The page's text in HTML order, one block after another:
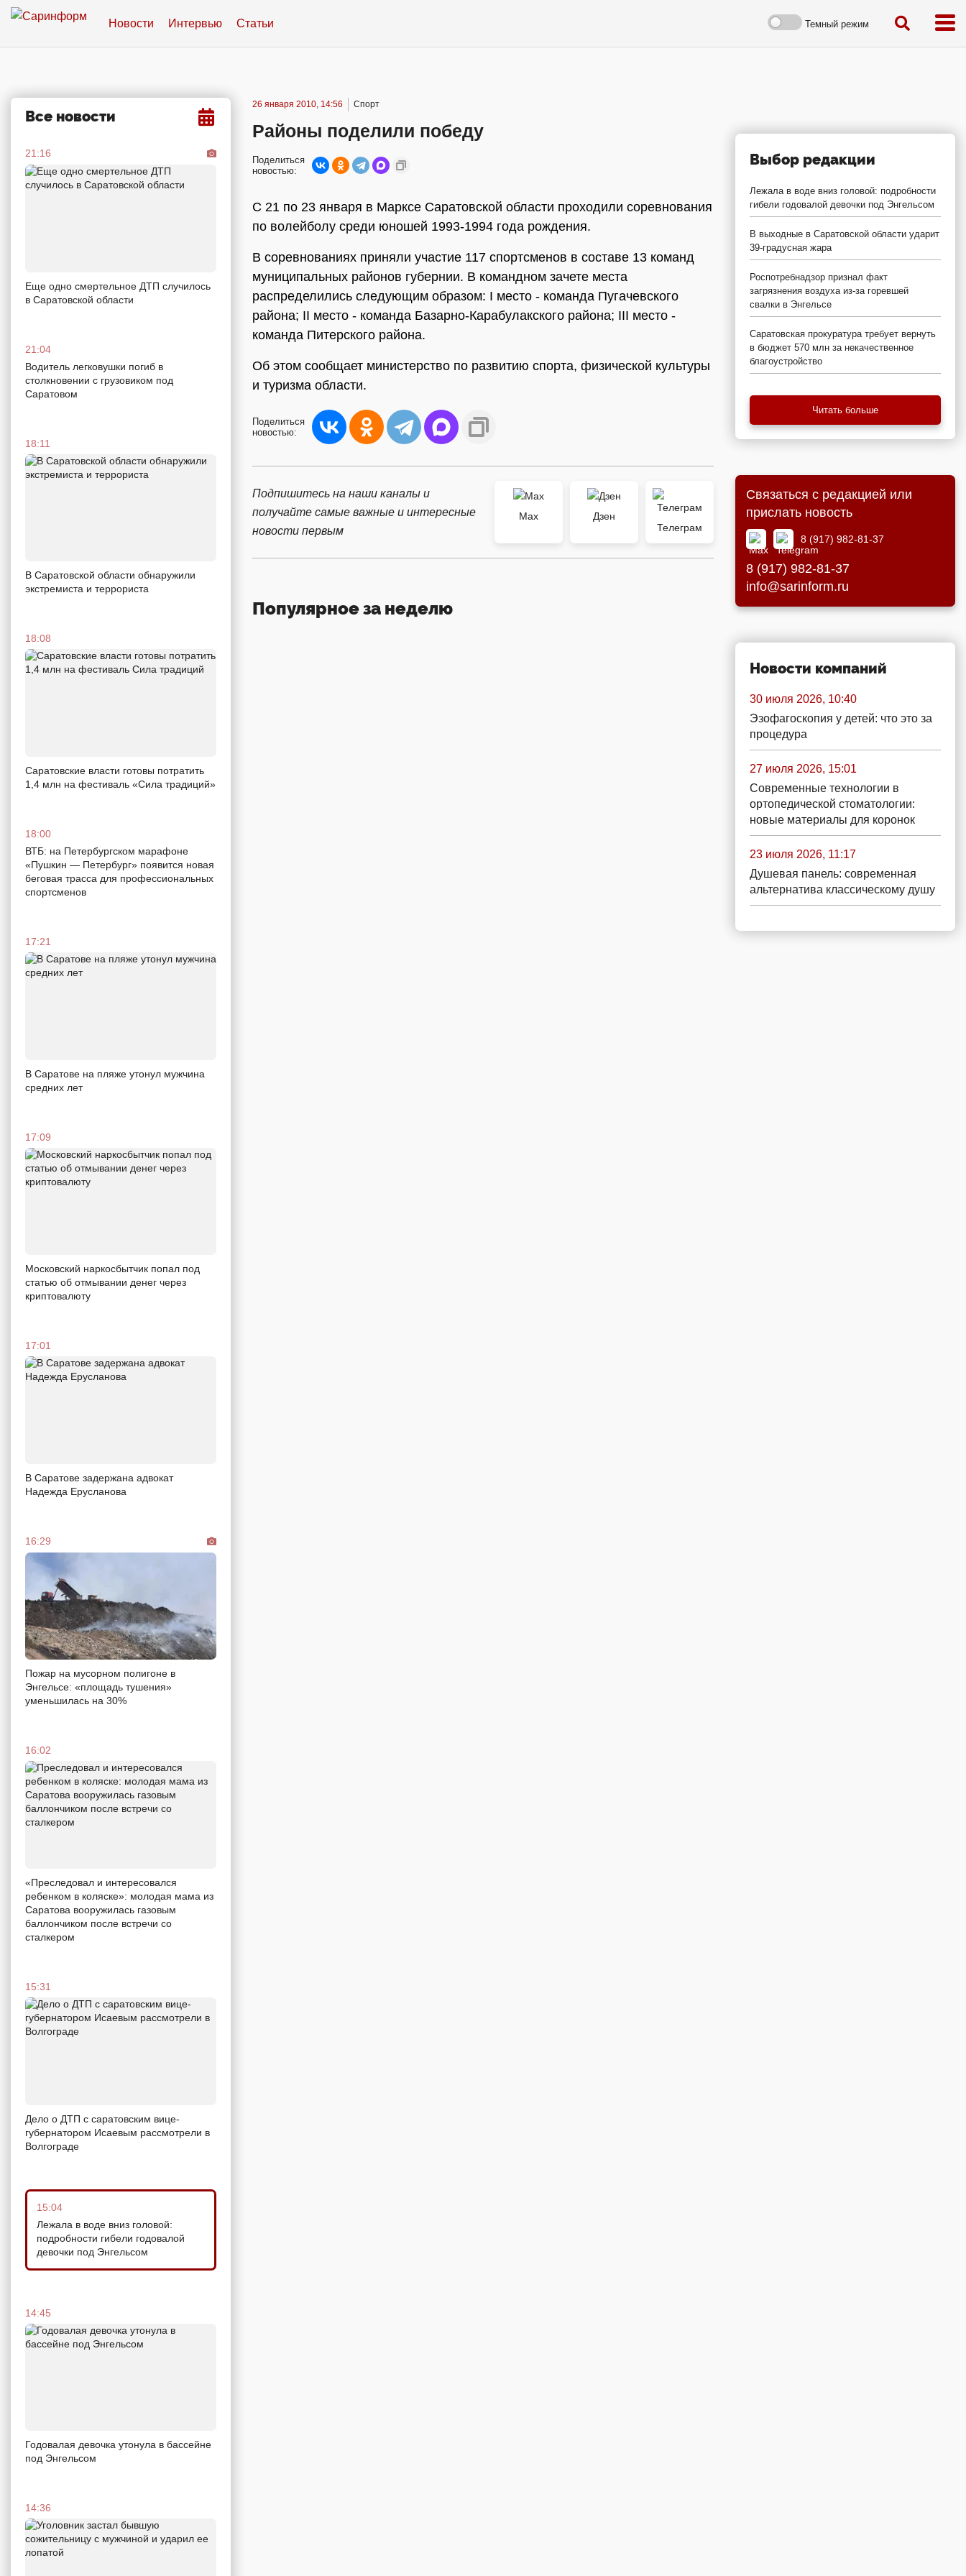
Новости Интервью Статьи Темный режим
Все новости
21:16
Еще одно смертельное ДТП случилось
в Саратовской области
21:04
Водитель легковушки погиб в
столкновении с грузовиком под
Саратовом
18:11
В Саратовской области обнаружили
экстремиста и террориста
18:08
Саратовские власти готовы потратить
1,4 млн на фестиваль «Сила традиций»
18:00
ВТБ: на Петербургском марафоне
«Пушкин — Петербург» появится новая
беговая трасса для профессиональных
спортсменов
17:21
В Саратове на пляже утонул мужчина
средних лет
17:09
Московский наркосбытчик попал под
статью об отмывании денег через
криптовалюту
17:01
В Саратове задержана адвокат
Надежда Ерусланова
16:29
Пожар на мусорном полигоне в
Энгельсе: «площадь тушения»
уменьшилась на 30%
16:02
«Преследовал и интересовался
ребенком в коляске»: молодая мама из
Саратова вооружилась газовым
баллончиком после встречи со
сталкером
15:31
Дело о ДТП с саратовским вице-
губернатором Исаевым рассмотрели в
Волгограде
15:04
Лежала в воде вниз головой:
подробности гибели годовалой
девочки под Энгельсом
14:45
Годовалая девочка утонула в бассейне
под Энгельсом
14:36
26 января 2010, 14:56 Спорт
Районы поделили победу
Поделиться
новостью:
С 21 по 23 января в Марксе Саратовской области проходили соревнования
по волейболу среди юношей 1993-1994 года рождения.
В соревнованиях приняли участие 117 спортсменов в составе 13 команд
муниципальных районов губернии. В командном зачете места
распределились следующим образом: I место - команда Пугачевского
района; II место - команда Базарно-Карабулакского района; III место -
команда Питерского района.
Об этом сообщает министерство по развитию спорта, физической культуры
и туризма области.
Поделиться
новостью:
Подпишитесь на наши каналы и
получайте самые важные и интересные
новости первым
Max
Дзен
Телеграм
Популярное за неделю
Выбор редакции
Лежала в воде вниз головой: подробности
гибели годовалой девочки под Энгельсом
В выходные в Саратовской области ударит
39-градусная жара
Роспотребнадзор признал факт
загрязнения воздуха из-за горевшей
свалки в Энгельсе
Саратовская прокуратура требует вернуть
в бюджет 570 млн за некачественное
благоустройство
Читать больше
Связаться с редакцией или
прислать новость
8 (917) 982-81-37
8 (917) 982-81-37
info@sarinform.ru
Новости компаний
30 июля 2026, 10:40
Эзофагоскопия у детей: что это за
процедура
27 июля 2026, 15:01
Современные технологии в
ортопедической стоматологии:
новые материалы для коронок
23 июля 2026, 11:17
Душевая панель: современная
альтернатива классическому душу